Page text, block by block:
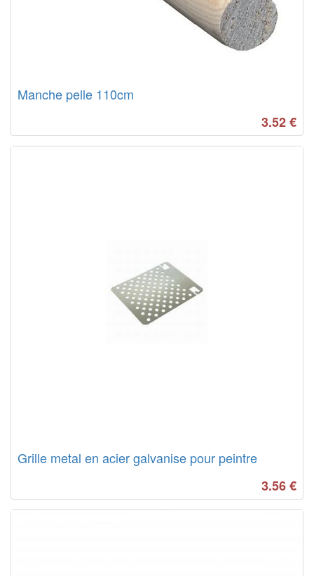
Manche pelle 110cm
3.52€
Grille metal en acier galvanise pour peintre
3.56€